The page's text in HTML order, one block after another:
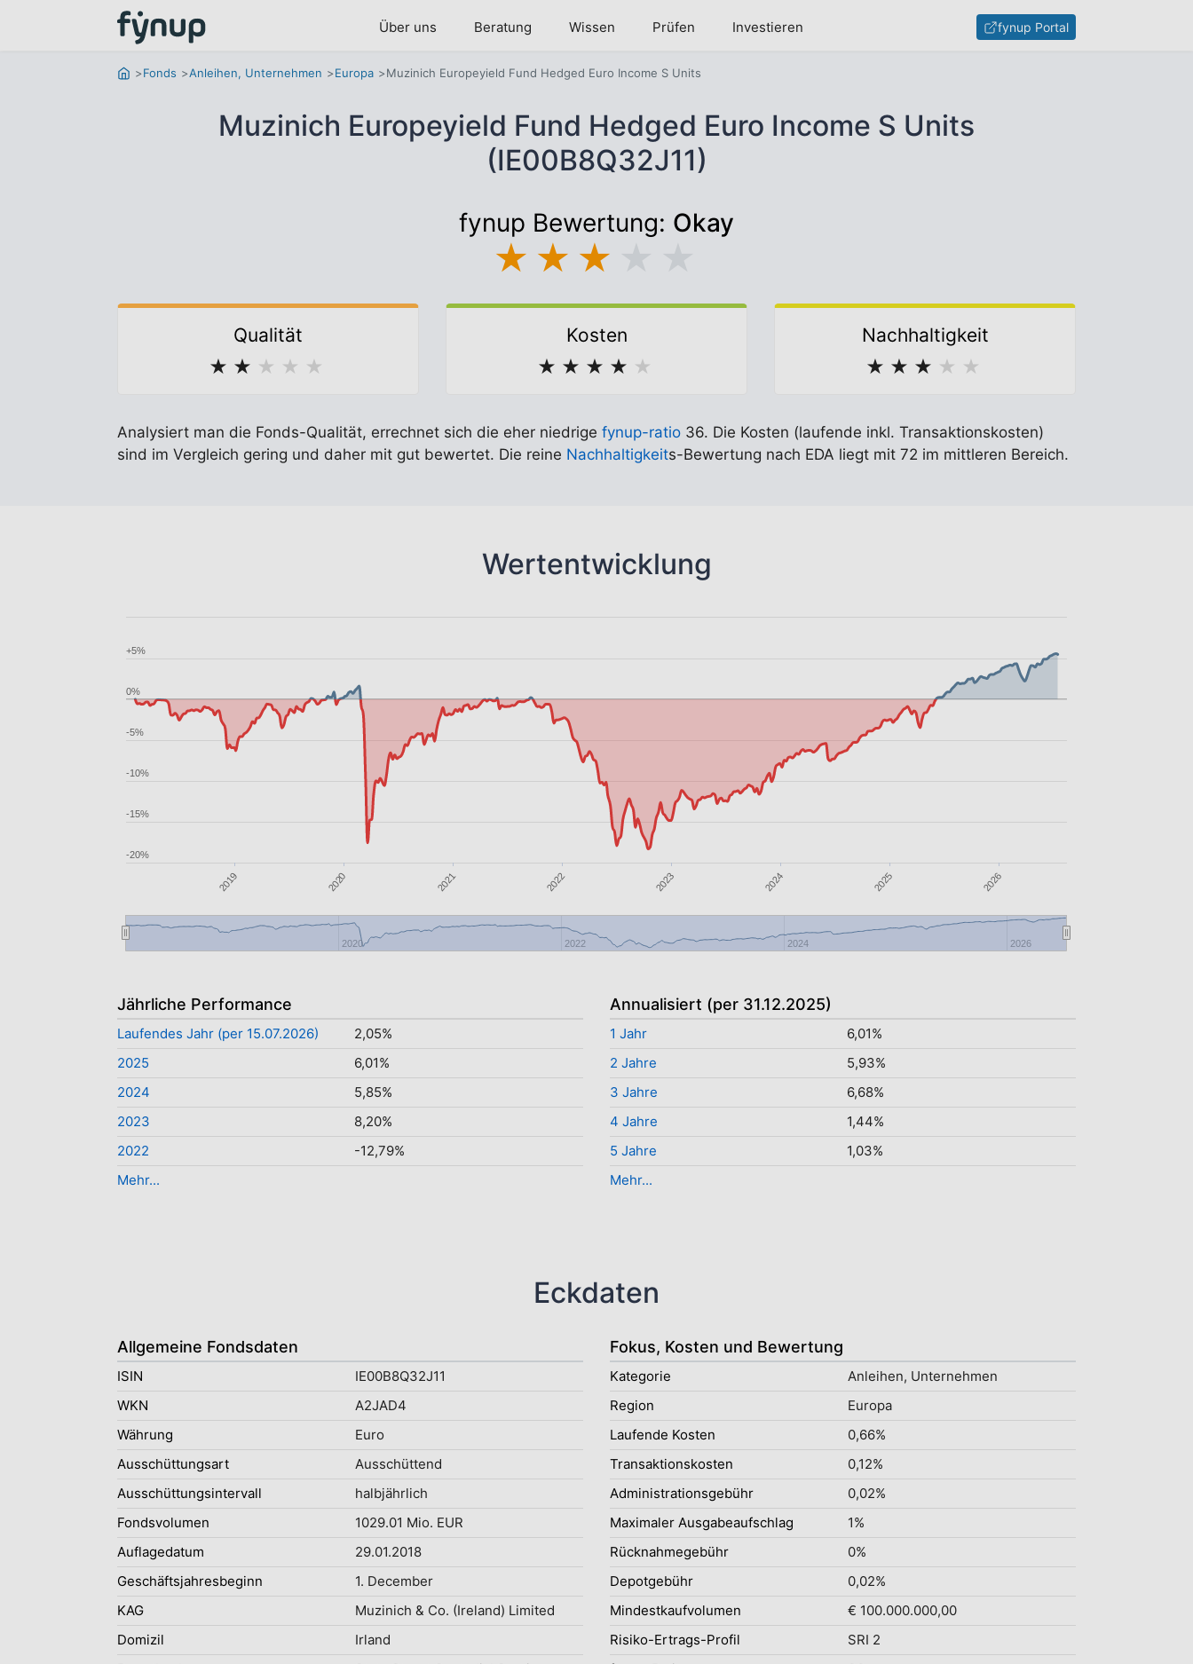
Über uns Beratung Wissen Prüfen Investieren fynup Portal
Fonds Anleihen, Unternehmen Europa Muzinich Europeyield Fund Hedged Euro Income S Units
Muzinich Europeyield Fund Hedged Euro Income S Units
(IE00B8Q32J11)
fynup Bewertung: Okay
★ ★ ★
Qualität
★ ★ ★ ★ ★
Kosten
★ ★ ★ ★ ★
Nachhaltigkeit
★ ★ ★ ★ ★
Analysiert man die Fonds-Qualität, errechnet sich die eher niedrige fynup-ratio 36. Die Kosten (laufende inkl. Transaktionskosten)
sind im Vergleich gering und daher mit gut bewertet. Die reine Nachhaltigkeits-Bewertung nach EDA liegt mit 72 im mittleren Bereich.
Wertentwicklung
2019 2020 2021 2022 2023 2024 2025 2026
2020 2022 2024 2026
-20%
-15%
-10%
-5%
0%
+5%
Jährliche Performance
Laufendes Jahr (per 15.07.2026)
2,05%
2025
6,01%
2024
5,85%
2023
8,20%
2022
-12,79%
Mehr...
Annualisiert (per 31.12.2025)
1 Jahr
6,01%
2 Jahre
5,93%
3 Jahre
6,68%
4 Jahre
1,44%
5 Jahre
1,03%
Mehr...
Eckdaten
Allgemeine Fondsdaten
ISIN
IE00B8Q32J11
WKN
A2JAD4
Währung
Euro
Ausschüttungsart
Ausschüttend
Ausschüttungsintervall
halbjährlich
Fondsvolumen
1029.01 Mio. EUR
Auflagedatum
29.01.2018
Geschäftsjahresbeginn
1. December
KAG
Muzinich & Co. (Ireland) Limited
Domizil
Irland
Fokus, Kosten und Bewertung
Kategorie
Anleihen, Unternehmen
Region
Europa
Laufende Kosten
0,66%
Transaktionskosten
0,12%
Administrationsgebühr
0,02%
Maximaler Ausgabeaufschlag
1%
Rücknahmegebühr
0%
Depotgebühr
0,02%
Mindestkaufvolumen
€ 100.000.000,00
Risiko-Ertrags-Profil
SRI 2